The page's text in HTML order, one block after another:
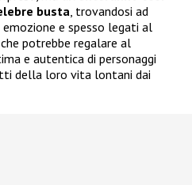
busta , trovandosi ad
e spesso legati al
potrebbe regalare al
e autentica di personaggi
della loro vita lontani dai